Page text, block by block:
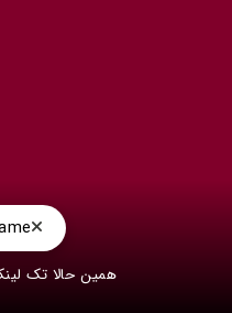
همین حالا تک